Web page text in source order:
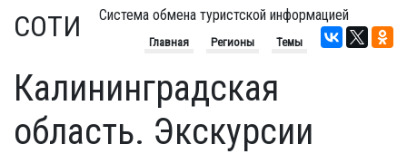
СОТИ Система обмена туристской информацией
Главная Регионы Темы
Калининградская
область. Экскурсии